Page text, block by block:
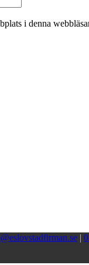
i denna
|